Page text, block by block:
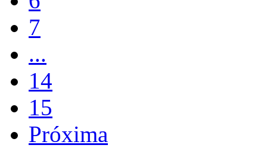
7
...
14
15
Próxima